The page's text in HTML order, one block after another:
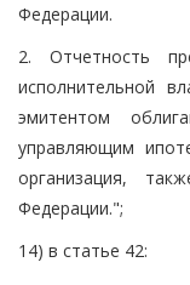
Федерации.
2. Отчетность
исполнительной
эмитентом
управляющим
организация,
Федерации.";
14) в статье 42: